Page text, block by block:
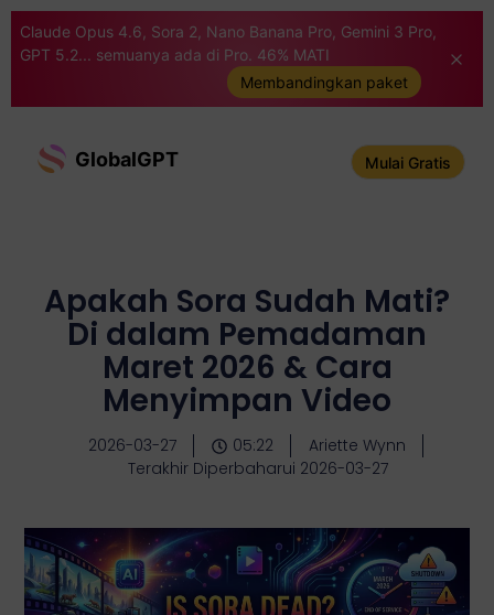
Claude Opus 4.6, Sora 2, Nano Banana Pro, Gemini 3 Pro,
GPT 5.2... semuanya ada di Pro. 46% MATI
Membandingkan paket
GlobalGPT Mulai Gratis
Apakah Sora Sudah Mati?
Di dalam Pemadaman
Maret 2026 & Cara
Menyimpan Video
2026-03-27 05:22
Ariette Wynn
Terakhir Diperbaharui 2026-03-27